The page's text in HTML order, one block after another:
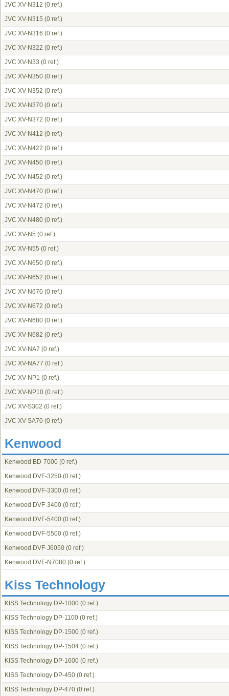
JVC XV-N312 (0 ref.)
JVC XV-N315 (0 ref.)
JVC XV-N316 (0 ref.)
JVC XV-N322 (0 ref.)
JVC XV-N33 (0 ref.)
JVC XV-N350 (0 ref.)
JVC XV-N352 (0 ref.)
JVC XV-N370 (0 ref.)
JVC XV-N372 (0 ref.)
JVC XV-N412 (0 ref.)
JVC XV-N422 (0 ref.)
JVC XV-N450 (0 ref.)
JVC XV-N452 (0 ref.)
JVC XV-N470 (0 ref.)
JVC XV-N472 (0 ref.)
JVC XV-N480 (0 ref.)
JVC XV-N5 (0 ref.)
JVC XV-N55 (0 ref.)
JVC XV-N650 (0 ref.)
JVC XV-N652 (0 ref.)
JVC XV-N670 (0 ref.)
JVC XV-N672 (0 ref.)
JVC XV-N680 (0 ref.)
JVC XV-N682 (0 ref.)
JVC XV-NA7 (0 ref.)
JVC XV-NA77 (0 ref.)
JVC XV-NP1 (0 ref.)
JVC XV-NP10 (0 ref.)
JVC XV-S302 (0 ref.)
JVC XV-SA70 (0 ref.)
Kenwood
Kenwood BD-7000 (0 ref.)
Kenwood DVF-3250 (0 ref.)
Kenwood DVF-3300 (0 ref.)
Kenwood DVF-3400 (0 ref.)
Kenwood DVF-5400 (0 ref.)
Kenwood DVF-5500 (0 ref.)
Kenwood DVF-J6050 (0 ref.)
Kenwood DVF-N7080 (0 ref.)
Kiss Technology
KISS Technology DP-1000 (0 ref.)
KISS Technology DP-1100 (0 ref.)
KISS Technology DP-1500 (0 ref.)
KISS Technology DP-1504 (0 ref.)
KISS Technology DP-1600 (0 ref.)
KISS Technology DP-450 (0 ref.)
KISS Technology DP-470 (0 ref.)